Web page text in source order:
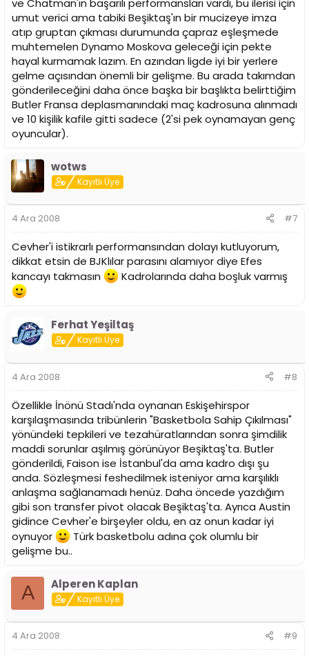
ve Chatman'ın başarılı performansları vardı, bu ilerisi için
umut verici ama tabiki Beşiktaş'ın bir mucizeye imza
atıp gruptan çıkması durumunda çapraz eşleşmede
muhtemelen Dynamo Moskova geleceği için pekte
hayal kurmamak lazım. En azından ligde iyi bir yerlere
gelme açısından önemli bir gelişme. Bu arada takımdan
gönderileceğini daha önce başka bir başlıkta belirttiğim
Butler Fransa deplasmanındaki maç kadrosuna alınmadı
ve 10 kişilik kafile gitti sadece (2'si pek oynamayan genç
oyuncular).
wotws
Kayıtlı Üye
4 Ara 2008 #7
Cevher'i istikrarlı performansından dolayı kutluyorum,
dikkat etsin de BJKlılar parasını alamıyor diye Efes
kancayı takmasın
Kadrolarında daha boşluk varmış
Ferhat Yeşiltaş
Kayıtlı Üye
4 Ara 2008 #8
Özellikle İnönü Stadı'nda oynanan Eskişehirspor
karşılaşmasında tribünlerin "Basketbola Sahip Çıkılması"
yönündeki tepkileri ve tezahüratlarından sonra şimdilik
maddi sorunlar aşılmış görünüyor Beşiktaş'ta. Butler
gönderildi, Faison ise İstanbul'da ama kadro dışı şu
anda. Sözleşmesi feshedilmek isteniyor ama karşılıklı
anlaşma sağlanamadı henüz. Daha öncede yazdığım
gibi son transfer pivot olacak Beşiktaş'ta. Ayrıca Austin
gidince Cevher'e birşeyler oldu, en az onun kadar iyi
oynuyor
Türk basketbolu adına çok olumlu bir
gelişme bu..
A Alperen Kaplan
Kayıtlı Üye
4 Ara 2008 #9